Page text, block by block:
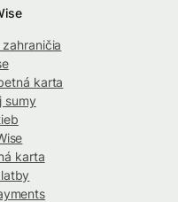
karta
sumy
karta